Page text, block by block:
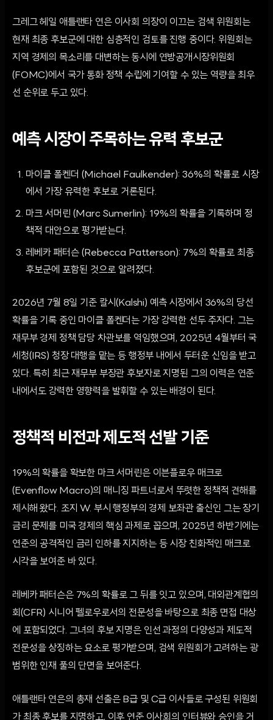
그레그 헤일 애틀랜타 연은 이사회 의장이 이끄는 검색 위원회는
현재 최종 후보군에 대한 심층적인 검토를 진행 중이다. 위원회는
지역 경제의 목소리를 대변하는 동시에 연방공개시장위원회
(FOMC)에서 국가 통화 정책 수립에 기여할 수 있는 역량을 최우
선 순위로 두고 있다.
예측 시장이 주목하는 유력 후보군
마이클 폴켄더 (Michael Faulkender): 36%의 확률로 시장
에서 가장 유력한 후보로 거론된다.
마크 서머린 (Marc Sumerlin): 19%의 확률을 기록하며 정
책적 대안으로 평가받는다.
레베카 패터슨 (Rebecca Patterson): 7%의 확률로 최종
후보군에 포함된 것으로 알려졌다.
2026년 7월 8일 기준 칼시(Kalshi) 예측 시장에서 36%의 당선
확률을 기록 중인 마이클 폴켄더는 가장 강력한 선두 주자다. 그는
재무부 경제 정책 담당 차관보를 역임했으며, 2025년 4월부터 국
세청(IRS) 청장 대행을 맡는 등 행정부 내에서 두터운 신임을 받고
있다. 특히 최근 재무부 부장관 후보자로 지명된 그의 이력은 연준
내에서도 강력한 영향력을 발휘할 수 있는 배경이 된다.
정책적 비전과 제도적 선발 기준
19%의 확률을 확보한 마크 서머린은 이븐플로우 매크로
(Evenflow Macro)의 매니징 파트너로서 뚜렷한 정책적 견해를
제시해 왔다. 조지 W. 부시 행정부의 경제 보좌관 출신인 그는 장기
금리 문제를 미국 경제의 핵심 과제로 꼽으며, 2025년 하반기에는
연준의 공격적인 금리 인하를 지지하는 등 시장 친화적인 매크로
시각을 보여준 바 있다.
레베카 패터슨은 7%의 확률로 그 뒤를 잇고 있으며, 대외관계협의
회(CFR) 시니어 펠로우로서의 전문성을 바탕으로 최종 면접 대상
에 포함되었다. 그녀의 후보 지명은 인선 과정의 다양성과 제도적
전문성을 상징하는 요소로 평가받으며, 검색 위원회가 고려하는 광
범위한 인재 풀의 단면을 보여준다.
애틀랜타 연은의 총재 선출은 B급 및 C급 이사들로 구성된 위원회
가 최종 후보를 지명하고, 이후 연준 이사회의 인터뷰와 승인을 거